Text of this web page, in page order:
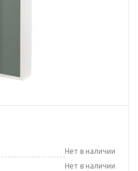
Нет в наличии
Нет в наличии